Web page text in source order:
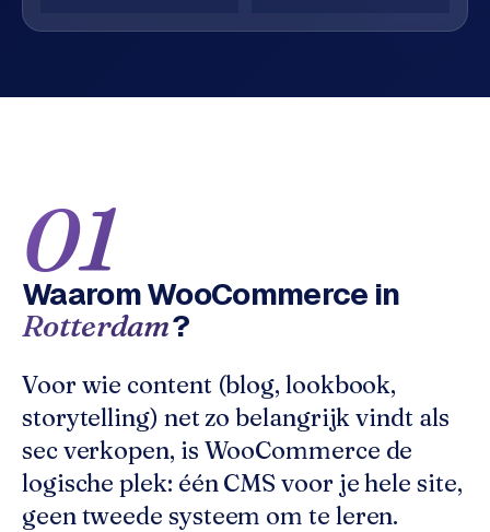
m
e
e
b
s
h
p
B
2
B
e
z
A
Q
C
n
a
c
t
01
WaaromWooCommerce in
Rotterdam?
Voor wie content (blog, lookbook,
storytelling) net zo belangrijk vindt als
sec verkopen, is WooCommerce de
logische plek: één CMS voor je hele site,
geen tweede systeem om te leren.